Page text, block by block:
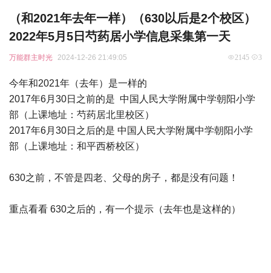
（和2021年去年一样）（630以后是2个校区）
2022年5月5日芍药居小学信息采集第一天
万能群主时光 2024-12-26 21:49:05 2145 3
今年和2021年（去年）是一样的
2017年6月30日之前的是 中国人民大学附属中学朝阳小学
部（上课地址：芍药居北里校区）
2017年6月30日之后的是 中国人民大学附属中学朝阳小学
部（上课地址：和平西桥校区）
630之前，不管是四老、父母的房子，都是没有问题！
重点看看 630之后的，有一个提示（去年也是这样的）